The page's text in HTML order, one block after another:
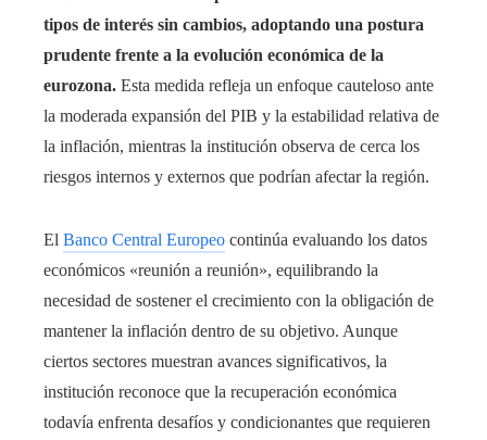
tipos de interés sin cambios, adoptando una postura
prudente frente a la evolución económica de la
eurozona. Esta medida refleja un enfoque cauteloso ante
la moderada expansión del PIB y la estabilidad relativa de
la inflación, mientras la institución observa de cerca los
riesgos internos y externos que podrían afectar la región.
El Banco Central Europeo continúa evaluando los datos
económicos «reunión a reunión», equilibrando la
necesidad de sostener el crecimiento con la obligación de
mantener la inflación dentro de su objetivo. Aunque
ciertos sectores muestran avances significativos, la
institución reconoce que la recuperación económica
todavía enfrenta desafíos y condicionantes que requieren